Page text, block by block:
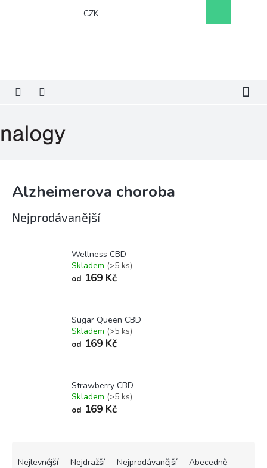
CZK
košík
Alzheimerova choroba
Nejprodávanější
Wellness CBD
Skladem (>5 ks)
od 169 Kč
Sugar Queen CBD
Skladem (>5 ks)
od 169 Kč
Strawberry CBD
Skladem (>5 ks)
od 169 Kč
Nejlevnější Nejdražší Nejprodávanější Abecedně